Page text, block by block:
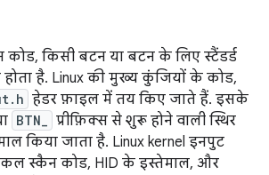
कोड, किसी बटन या बटन के लिए स्टैंडर्ड
है. Linux की मुख्य कुंजियों के कोड,
हेडर फ़ाइल में तय किए जाते हैं. इसके
BTN_
प्रीफ़िक्स से शुरू होने वाली स्थिर
किया जाता है. Linux kernel इनपुट
स्कैन कोड, HID के इस्तेमाल, और